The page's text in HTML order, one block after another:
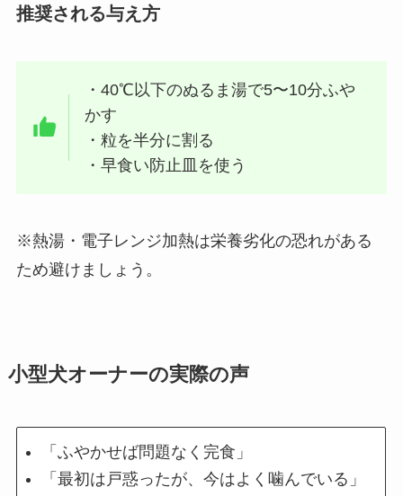
推奨される与え方
・40℃以下のぬるま湯で5〜10分ふや
かす
・粒を半分に割る
・早食い防止皿を使う
※熱湯・電子レンジ加熱は栄養劣化の恐れがある
ため避けましょう。
小型犬オーナーの実際の声
「ふやかせば問題なく完食」
「最初は戸惑ったが、今はよく噛んでいる」